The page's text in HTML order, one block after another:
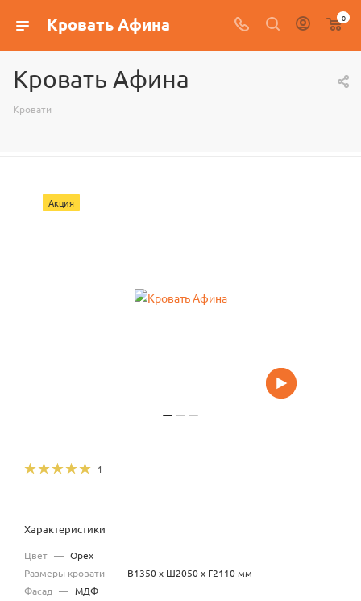
Кровать Афина 0
Кровать Афина
Кровати
Акция
1
Характеристики
Цвет — Орех
Размеры кровати — В1350 x Ш2050 x Г2110 мм
Фасад — МДФ